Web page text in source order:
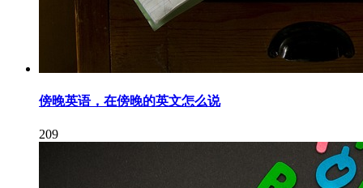
傍晚英语，在傍晚的英文怎么说
209